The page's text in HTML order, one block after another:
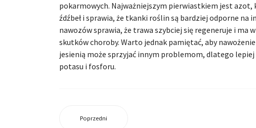
pokarmowych. Najważniejszym pierwiastkiem jest
źdźbeł i sprawia, że tkanki roślin są bardziej odporne
nawozów sprawia, że trawa szybciej się regeneruje i ma
skutków choroby. Warto jednak pamiętać, aby
jesienią może sprzyjać innym problemom, dlatego
potasu i fosforu.
Poprzedni